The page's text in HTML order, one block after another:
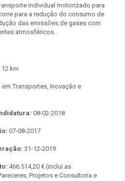
individual motorizado para
para a redução do consumo de
das emissões de gases com
atmosféricos.
12 km
em Transportes, Inovação e
08-02-2018
07-08-2017
31-12-2019
466.514,20 € (inclui as
Projetos e Consultoria e